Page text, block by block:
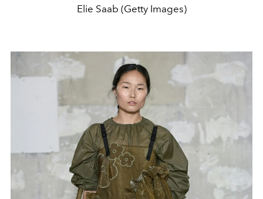
Elie Saab (Getty Images)